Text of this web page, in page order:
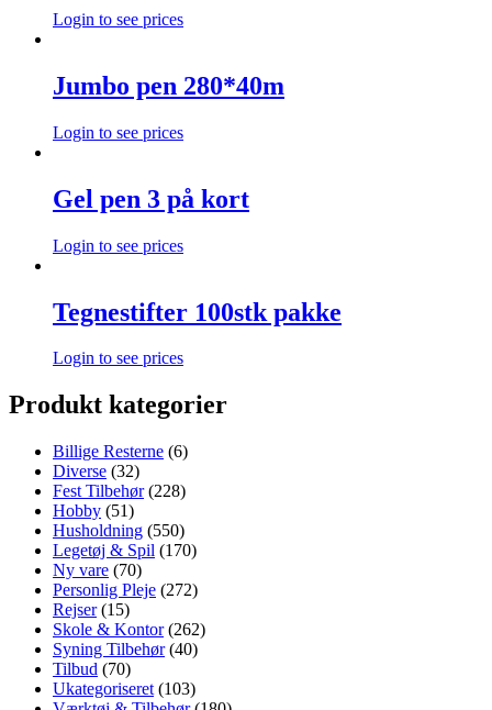
Login to see prices
Jumbo pen 280*40m
Login to see prices
Gel pen 3 på kort
Login to see prices
Tegnestifter 100stk pakke
Login to see prices
Produkt kategorier
Billige Resterne (6)
Diverse (32)
Fest Tilbehør (228)
Hobby (51)
Husholdning (550)
Legetøj & Spil (170)
Ny vare (70)
Personlig Pleje (272)
Rejser (15)
Skole & Kontor (262)
Syning Tilbehør (40)
Tilbud (70)
Ukategoriseret (103)